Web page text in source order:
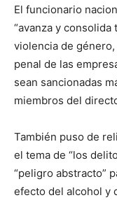
El funcionario
“avanza y
violencia de
penal de las
sean sancionadas
miembros del
También puso de
el tema de “los
“peligro abstracto”
efecto del alcohol y